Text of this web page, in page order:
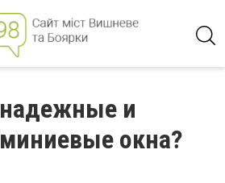
надежные и
окна?